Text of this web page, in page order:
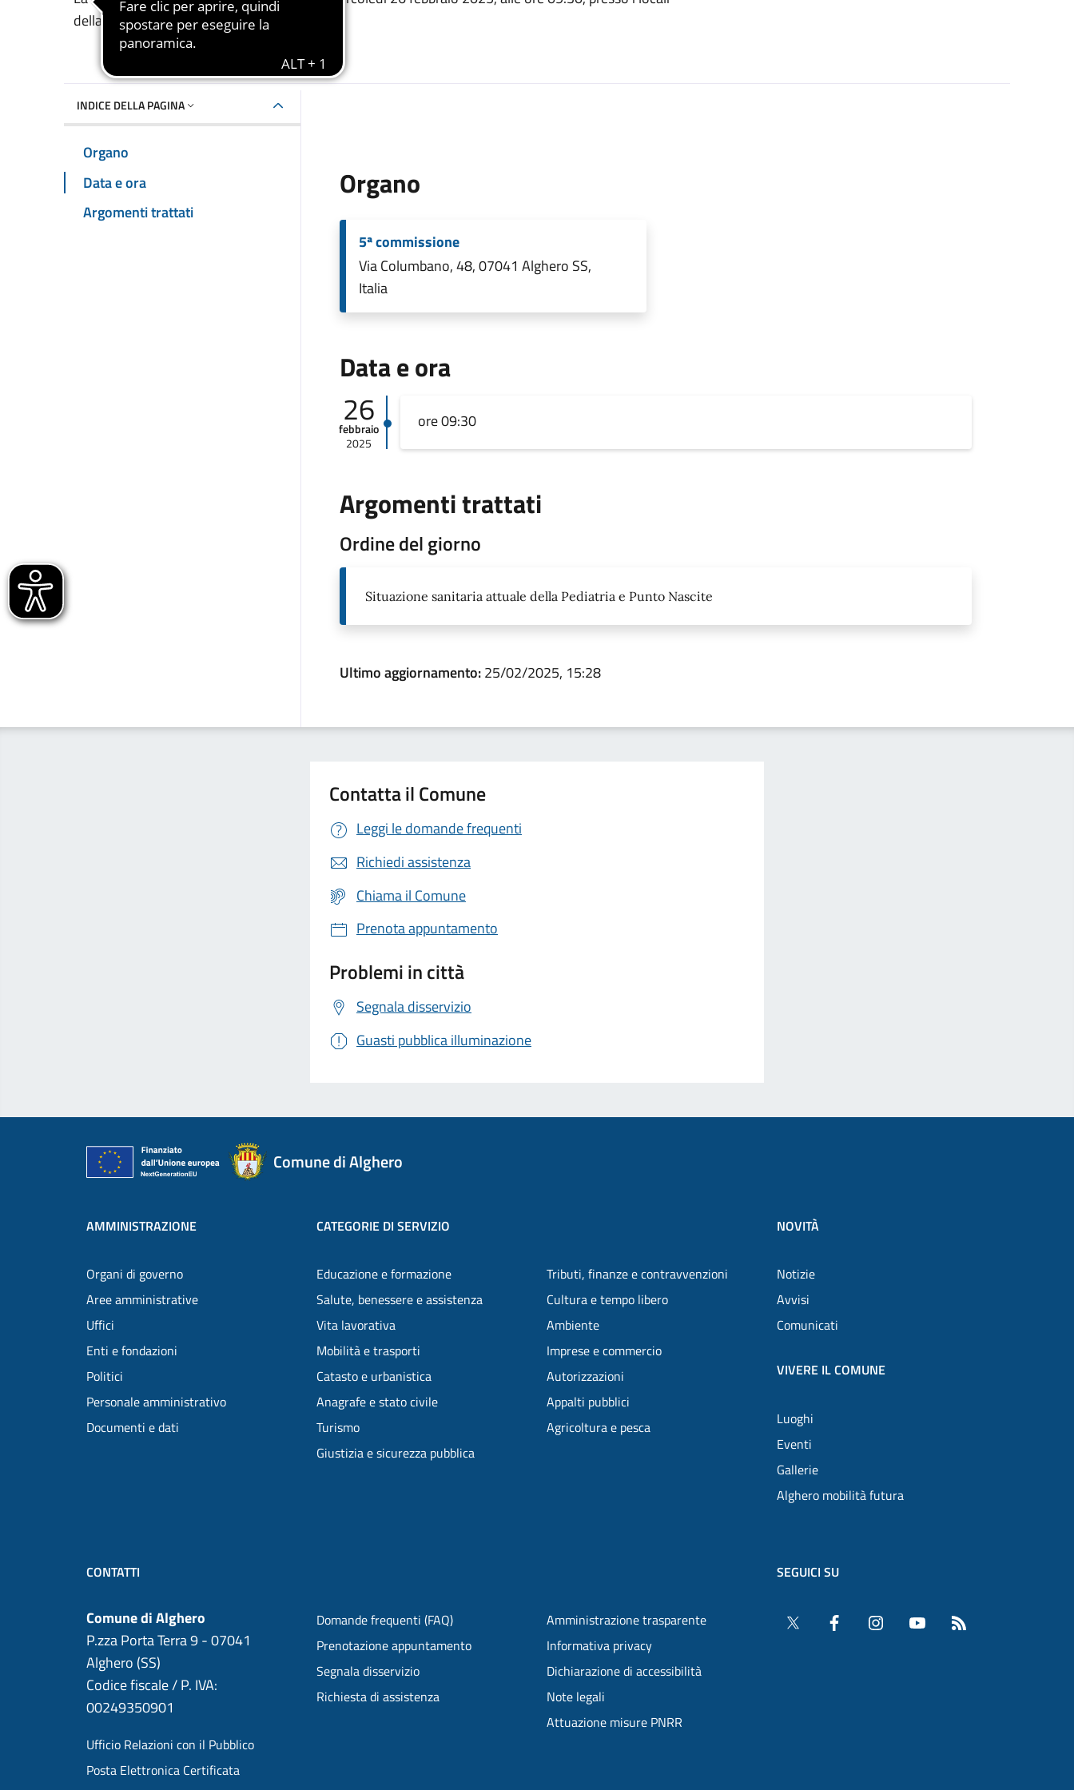
della sala riunione Lo Quarter
INDICE DELLA PAGINA
Organo
Data e ora
Argomenti trattati
Organo
5ª commissione
Via Columbano, 48, 07041 Alghero SS,
Italia
Data e ora
26
febbraio
2025
ore 09:30
Argomenti trattati
Ordine del giorno
Situazione sanitaria attuale della Pediatria e Punto Nascite
Ultimo aggiornamento:25/02/2025, 15:28
Contatta il Comune
Leggi le domande frequenti
Richiedi assistenza
Chiama il Comune
Prenota appuntamento
Problemi in città
Segnala disservizio
Guasti pubblica illuminazione
Comune di Alghero
AMMINISTRAZIONE
Organi di governo
Aree amministrative
Uffici
Enti e fondazioni
Politici
Personale amministrativo
Documenti e dati
CATEGORIE DI SERVIZIO
Educazione e formazione
Salute, benessere e assistenza
Vita lavorativa
Mobilità e trasporti
Catasto e urbanistica
Anagrafe e stato civile
Turismo
Giustizia e sicurezza pubblica
Tributi, finanze e contravvenzioni
Cultura e tempo libero
Ambiente
Imprese e commercio
Autorizzazioni
Appalti pubblici
Agricoltura e pesca
NOVITÀ
Notizie
Avvisi
Comunicati
VIVERE IL COMUNE
Luoghi
Eventi
Gallerie
Alghero mobilità futura
CONTATTI
Comune di Alghero
P.zza Porta Terra 9 - 07041
Alghero (SS)
Codice fiscale / P. IVA:
00249350901
Ufficio Relazioni con il Pubblico
Posta Elettronica Certificata
Domande frequenti (FAQ)
Prenotazione appuntamento
Segnala disservizio
Richiesta di assistenza
Amministrazione trasparente
Informativa privacy
Dichiarazione di accessibilità
Note legali
Attuazione misure PNRR
SEGUICI SU
Twitter Facebook InstagramYouTube